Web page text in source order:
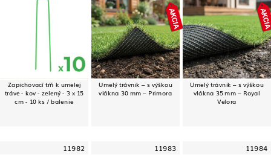
Zapichovací tŕň k umelej
tráve - kov - zelený - 3 x 15
cm - 10 ks / balenie
Umelý trávnik – s výškou
vlákna 30 mm – Primora
Umelý trávnik – s výškou
vlákna 35 mm – Royal
Velora
11982 11983 11984